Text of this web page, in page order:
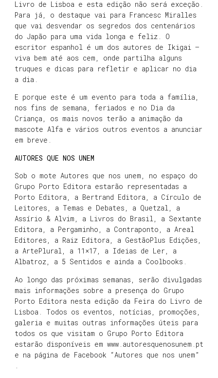
Livro de Lisboa e esta edição não será exceção.
Para já, o destaque vai para Francesc Miralles
que vai desvendar os segredos dos centenários
do Japão para uma vida longa e feliz. O
escritor espanhol é um dos autores de Ikigai –
viva bem até aos cem, onde partilha alguns
truques e dicas para refletir e aplicar no dia
a dia.
E porque este é um evento para toda a família,
nos fins de semana, feriados e no Dia da
Criança, os mais novos terão a animação da
mascote Alfa e vários outros eventos a anunciar
em breve.
AUTORES QUE NOS UNEM
Sob o mote Autores que nos unem, no espaço do
Grupo Porto Editora estarão representadas a
Porto Editora, a Bertrand Editora, a Círculo de
Leitores, a Temas e Debates, a Quetzal, a
Assírio & Alvim, a Livros do Brasil, a Sextante
Editora, a Pergaminho, a Contraponto, a Areal
Editores, a Raiz Editora, a GestãoPlus Edições,
a ArtePlural, a 11×17, a Ideias de Ler, a
Albatroz, a 5 Sentidos e ainda a Coolbooks.
Ao longo das próximas semanas, serão divulgadas
mais informações sobre a presença do Grupo
Porto Editora nesta edição da Feira do Livro de
Lisboa. Todos os eventos, notícias, promoções,
galeria e muitas outras informações úteis para
todos os que visitam o Grupo Porto Editora
estarão disponíveis em www.autoresquenosunem.pt
e na página de Facebook “Autores que nos unem”